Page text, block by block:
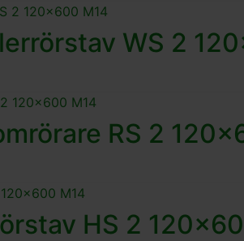
WS 2
RS 2
HS 2